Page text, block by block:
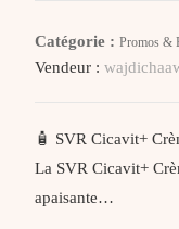
MARQUES
40ML
Catégorie : Promos &
Vendeur :
🧴 SVR Cicavit+
La SVR Cicavit+
apaisante…